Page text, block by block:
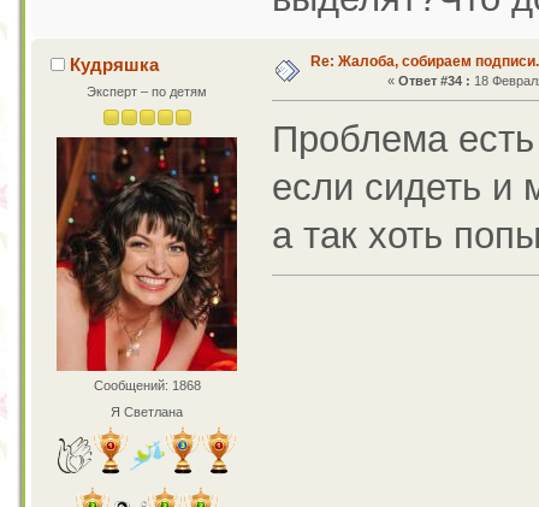
Кудряшка
Эксперт – по детям
Сообщений: 1868
Я Светлана
Re: Жалоба, собираем подписи.
« Ответ #34 : 18
Проблема
если сидеть и
а так хоть